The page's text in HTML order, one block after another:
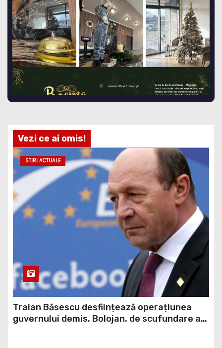
Vezi ce ai omis!
STIRI ACTUALE
Traian Băsescu desființează operațiunea
guvernului demis, Bolojan, de scufundare a